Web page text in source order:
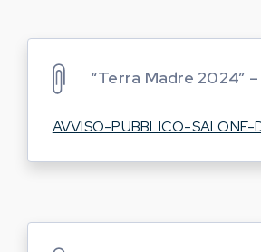
“Terra Madre 2024”
AVVISO-PUBBLICO-